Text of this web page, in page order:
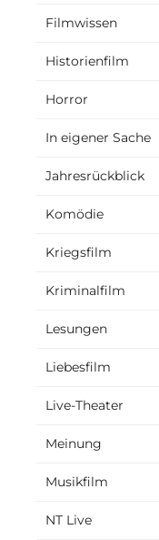
Filmwissen
Historienfilm
Horror
In eigener Sache
Jahresrückblick
Komödie
Kriegsfilm
Kriminalfilm
Lesungen
Liebesfilm
Live-Theater
Meinung
Musikfilm
NT Live